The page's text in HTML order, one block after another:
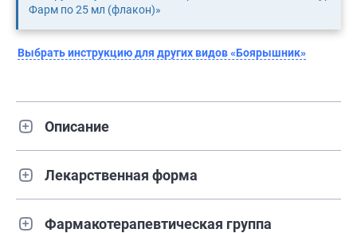
Фарм по 25 мл (флакон)»
Выбрать инструкцию для других видов «Боярышник»
Описание
Лекарственная форма
Фармакотерапевтическая группа